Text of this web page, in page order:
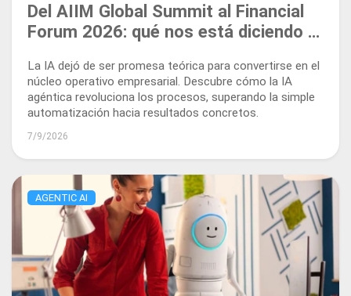
Del AIIM Global Summit al Financial
Forum 2026: qué nos está diciendo el
La IA dejó de ser promesa teórica para convertirse en el
núcleo operativo empresarial. Descubre cómo la IA
agéntica revoluciona los procesos, superando la simple
automatización hacia resultados concretos.
7/9/2026
AGENTIC AI